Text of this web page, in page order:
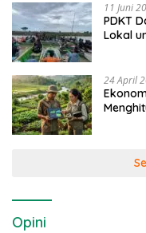
11 Juni
PDKT
Lokal
24 April
Opini